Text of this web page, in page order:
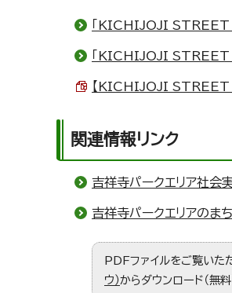
「KICHIJOJI STREET
「KICHIJOJI
【KICHIJOJI STREET
関連情報リンク
吉祥寺パークエリア社
吉祥寺パークエリアのま
PDFファイルをご覧い
ウ）からダウンロード（無料